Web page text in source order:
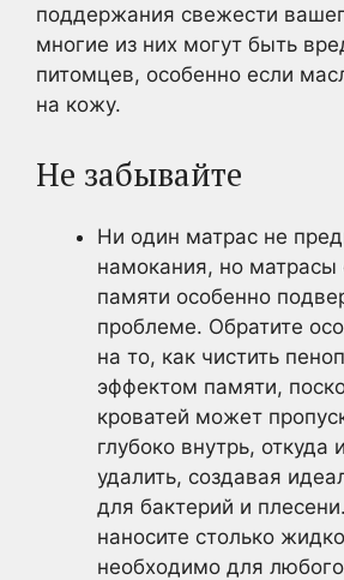
поддержания свежести
многие из них могут быть
питомцев, особенно если
на кожу.
Не забывайте
Ни один матрас не
намокания, но матрасы
памяти особенно
проблеме. Обратите
на то, как чистить
эффектом памяти,
кроватей может
глубоко внутрь, откуда
удалить, создавая
для бактерий и
наносите столько
необходимо для любого